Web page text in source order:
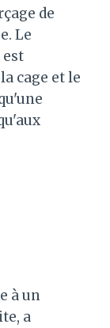
de
Le
est
cage et le
à un
a